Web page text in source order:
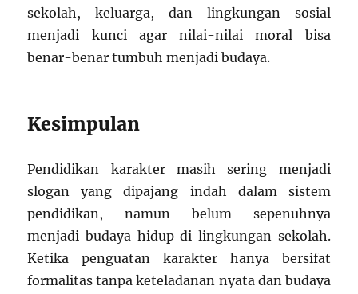
sekolah, keluarga, dan lingkungan sosial
menjadi kunci agar nilai-nilai moral bisa
benar-benar tumbuh menjadi budaya.
Kesimpulan
Pendidikan karakter masih sering menjadi
slogan yang dipajang indah dalam sistem
pendidikan, namun belum sepenuhnya
menjadi budaya hidup di lingkungan sekolah.
Ketika penguatan karakter hanya bersifat
formalitas tanpa keteladanan nyata dan budaya